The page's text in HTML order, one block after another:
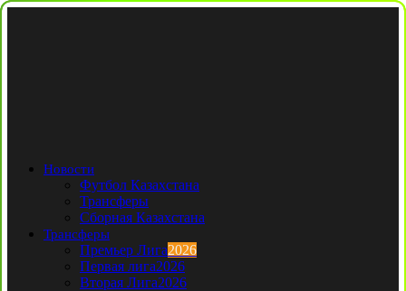
Новости
Футбол Казахстана
Трансферы
Сборная Казахстана
Трансферы
Премьер Лига2026
Первая лига2026
Вторая Лига2026